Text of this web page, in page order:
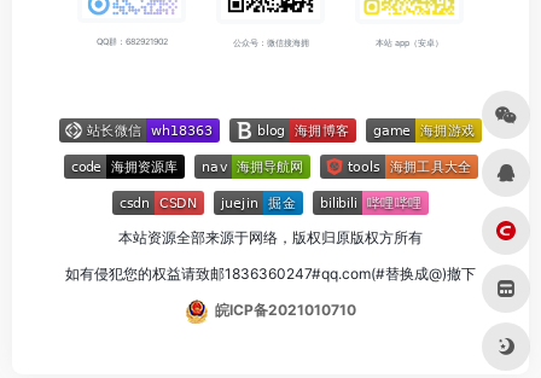
QQ群：682921902 公众号：微信搜海拥 本站 app（安卓）
本站资源全部来源于网络，版权归原版权方所有
如有侵犯您的权益请致邮1836360247#qq.com(#替换成@)撤下
皖ICP备2021010710